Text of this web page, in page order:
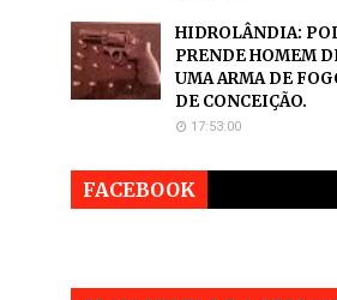
HIDROLÂNDIA:
PRENDE HOMEM
UMA ARMA DE
DE CONCEIÇÃO.
17:53:00
FACEBOOK